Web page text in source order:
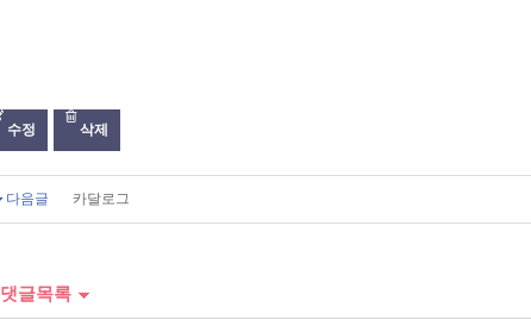
수정 삭제
다음글 카달로그
글목록